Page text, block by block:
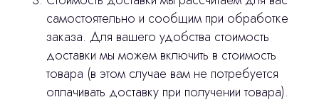
самостоятельно и сообщим при обработке
заказа. Для вашего удобства стоимость
доставки мы можем включить в стоимость
товара (в этом случае вам не потребуется
оплачивать доставку при получении товара).
Главная
Оплата и доставка